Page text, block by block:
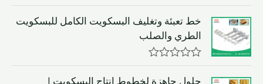
R
t
e
d
0
o
خط تعبئة وتغليف البسكويت الكامل للبسكويت
الطري والصلب
R
حلول جاهزة لخطوط إنتاج البسكويت |